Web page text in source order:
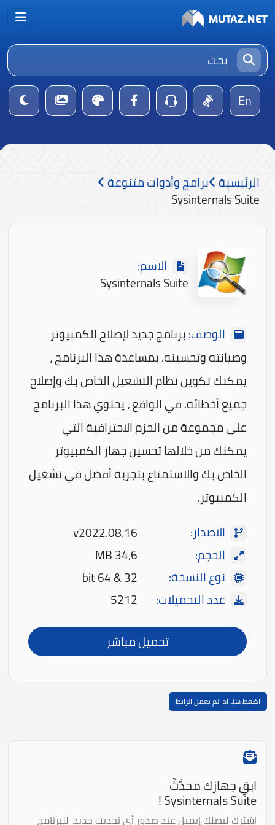
En
الرئيسية برامج وأدوات متنوعة
Sysinternals Suite
الاسم:
Sysinternals Suite
الوصف:برنامج جديد لإصلاح الكمبيوتر
وصيانته وتحسينه. بمساعدة هذا البرنامج ،
يمكنك تكوين نظام التشغيل الخاص بك وإصلاح
جميع أخطائه. في الواقع ، يحتوي هذا البرنامج
على مجموعة من الحزم الاحترافية التي
يمكنك من خلالها تحسين جهاز الكمبيوتر
الخاص بك والاستمتاع بتجربة أفضل في تشغيل
الكمبيوتر.
الاصدار:
v2022.08.16
الحجم:
34,6 MB
نوع النسخة:
32 & 64 bit
عدد التحميلات:
5212
تحميل مباشر
اضغط هنا اذا لم يعمل الرابط
ابقِ جهازك محدَّثً
Sysinternals Suite !
اشترك ليصلك إيميل عند صدور أي تحديث جديد. للبرنامج